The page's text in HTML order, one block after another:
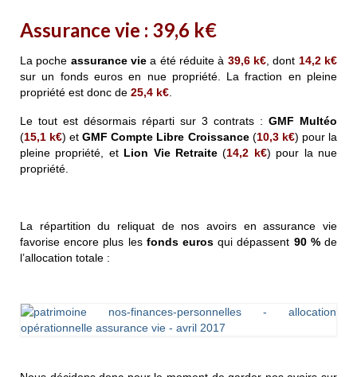
Assurance vie : 39,6 k€
La poche assurance vie a été réduite à 39,6 k€ , dont 14,2 k€
sur un fonds euros en nue propriété. La fraction en pleine
propriété est donc de 25,4 k€
Le tout est désormais réparti sur 3 contrats : GMF Multéo
(15,1 k€) etGMFCompte Libre Croissance(10,3 k€) pour la
pleine propriété, et Lion Vie Retraite (14,2 k€) pour la nue
propriété.
La répartition du reliquat de nos avoirs en assurance vie
favorise encore plus les fonds euros qui dépassent 90 %de
l’allocation totale :